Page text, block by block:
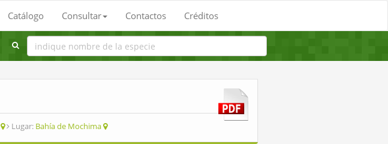
Catálogo Consultar Contactos Créditos
Lugar: Bahía de Mochima